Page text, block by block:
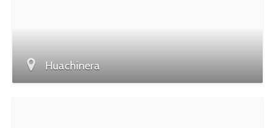
Huachinera